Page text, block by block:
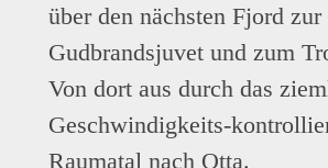
über den nächsten Fjord zur
Gudbrandsjuvet und zum
Von dort aus durch das
Geschwindigkeits-
Raumatal nach Otta.